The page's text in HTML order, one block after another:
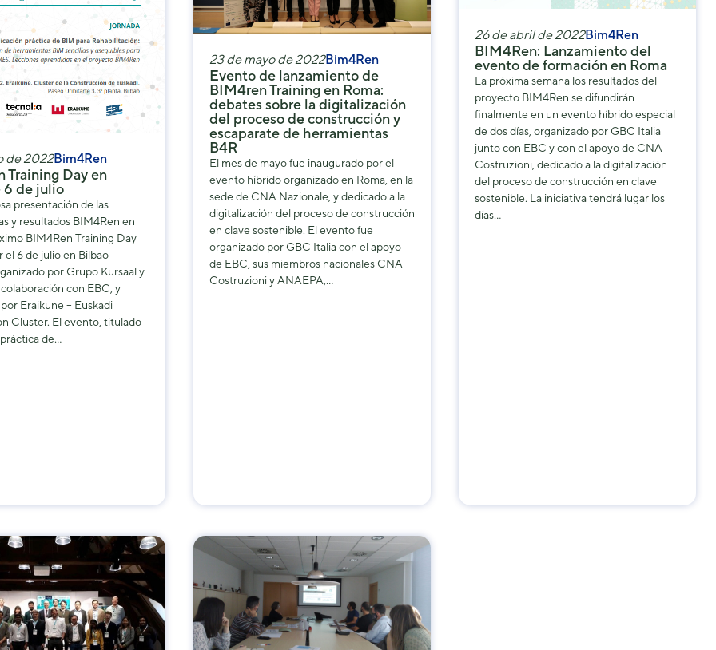
de 2022Bim4Ren
Training Day en
6 de julio
presentación de las
y resultados BIM4Ren en
BIM4Ren Training Day
el 6 de julio en Bilbao
por Grupo Kursaal y
con EBC, y
Eraikune – Euskadi
Cluster. El evento, titulado
de…
23 de mayo de 2022Bim4Ren
Evento de lanzamiento de
BIM4ren Training en Roma:
debates sobre la digitalización
del proceso de construcción y
escaparate de herramientas
B4R
El mes de mayo fue inaugurado por el
evento híbrido organizado en Roma, en la
sede de CNA Nazionale, y dedicado a la
digitalización del proceso de construcción
en clave sostenible. El evento fue
organizado por GBC Italia con el apoyo
de EBC, sus miembros nacionales CNA
Costruzioni y ANAEPA,…
26 de abril de 2022Bim4Ren
BIM4Ren: Lanzamiento del
evento de formación en Roma
La próxima semana los resultados del
proyecto BIM4Ren se difundirán
finalmente en un evento híbrido especial
de dos días, organizado por GBC Italia
junto con EBC y con el apoyo de CNA
Costruzioni, dedicado a la digitalización
del proceso de construcción en clave
sostenible. La iniciativa tendrá lugar los
días…